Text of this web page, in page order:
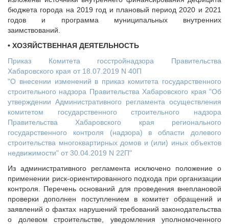
бюджета города на 2019 год и плановый период 2020 и 2021
годов и программа муниципальных внутренних
заимствований.
• ХОЗЯЙСТВЕННАЯ ДЕЯТЕЛЬНОСТЬ
Приказ Комитета госстройнадзора Правительства
Хабаровского края от 18.07.2019 N 40П
"О внесении изменений в приказ комитета государственного
строительного надзора Правительства Хабаровского края "Об
утверждении Административного регламента осуществления
комитетом государственного строительного надзора
Правительства Хабаровского края регионального
государственного контроля (надзора) в области долевого
строительства многоквартирных домов и (или) иных объектов
недвижимости" от 30.04.2019 N 22П"
Из административного регламента исключено положение о
применении риск-ориентированного подхода при организации
контроля. Перечень оснований для проведения внеплановой
проверки дополнен поступлением в комитет обращений и
заявлений о фактах нарушений требований законодательства
о долевом строительстве, уведомления уполномоченного